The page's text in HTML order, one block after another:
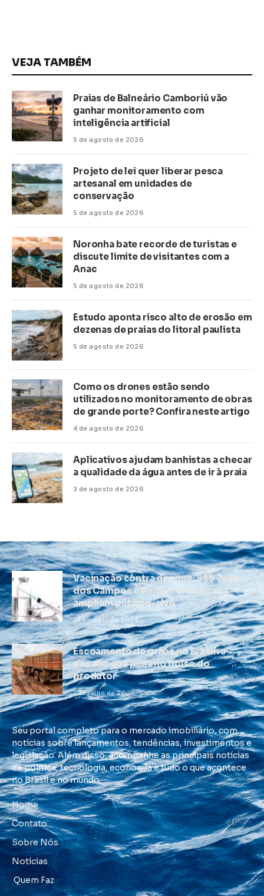
VEJA TAMBÉM
Praias de Balneário Camboriú vão
ganhar monitoramento com
inteligência artificial
5 de agosto de 2026
Projeto de lei quer liberar pesca
artesanal em unidades de
conservação
5 de agosto de 2026
Noronha bate recorde de turistas e
discute limite de visitantes com a
Anac
5 de agosto de 2026
Estudo aponta risco alto de erosão em
dezenas de praias do litoral paulista
5 de agosto de 2026
Como os drones estão sendo
utilizados no monitoramento de obras
de grande porte? Confira neste artigo
4 de agosto de 2026
Aplicativos ajudam banhistas a checar
a qualidade da água antes de ir à praia
3 de agosto de 2026
Vacinação contra dengue: São José
dos Campos e Pindamonhangaba
ampliam público-alvo
14 de maio de 2024
Escoamento de grãos no Brasil: o
desafio que pesa no bolso do
produtor
1 de julho de 2026
Seu portal completo para o mercado imobiliário, com
notícias sobre lançamentos, tendências, investimentos e
legislação. Além disso, acompanhe as principais notícias
de política, tecnologia, economia e tudo o que acontece
no Brasil e no mundo.
Home
Contato
Sobre Nós
Notícias
Quem Faz